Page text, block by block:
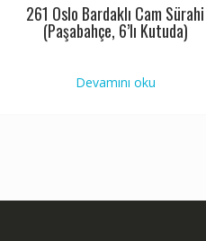
261 Oslo Bardaklı Cam Sürahi
(Paşabahçe, 6’lı Kutuda)
Devamını oku